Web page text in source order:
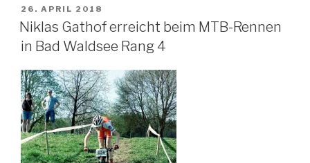
MTB-
Biathlon
Rennen“
VERÖFFENTLICHT
AM
26. APRIL 2018
Niklas Gathof erreicht beim MTB-Rennen
in Bad Waldsee Rang 4